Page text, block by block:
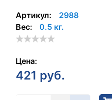
Артикул:
2988
Вес:
0.5 кг.
Цена:
421 руб.